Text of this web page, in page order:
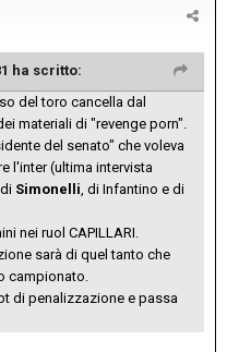
ha scritto:
del toro cancella dal
materiali di "revenge porn".
del senato" che voleva
l'inter (ultima intervista
Simonelli , di Infantino e di
nei ruol CAPILLARI.
sarà di quel tanto che
campionato.
di penalizzazione e passa